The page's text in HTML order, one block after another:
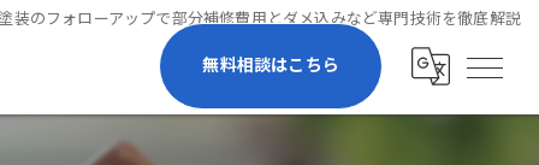
装のフォローアップで部分補修費用とダメ込みなど専門技術を徹底解説
無料相談はこちら